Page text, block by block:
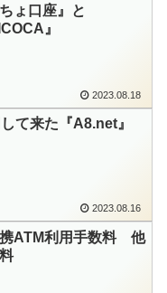
ょ口座』と
』
2023.08.18
て来た『A8.net』
2023.08.16
ATM利用手数料 他